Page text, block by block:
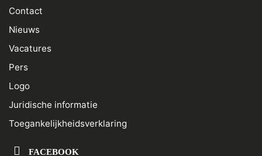
Contact
Nieuws
Vacatures
Pers
Logo
Juridische informatie
Toegankelijkheidsverklaring
FACEBOOK